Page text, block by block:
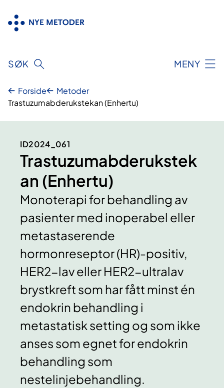
innhold
SØK MENY
Forside
Metoder
Trastuzumabderukstekan (Enhertu)
ID2024_061
Trastuzumabderukstek
an (Enhertu)
Monoterapi for behandling av
pasienter med inoperabel eller
metastaserende
hormonreseptor (HR)-positiv,
HER2-lav eller HER2-ultralav
brystkreft som har fått minst én
endokrin behandling i
metastatisk setting og som ikke
anses som egnet for endokrin
behandling som
nestelinjebehandling.